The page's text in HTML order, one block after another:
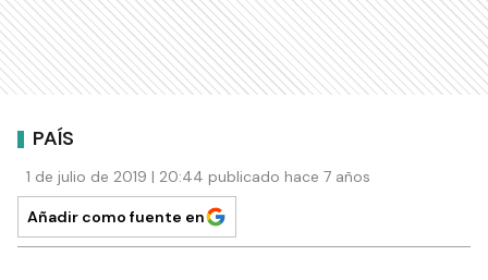
PAÍS
1 de julio de 2019 | 20:44 publicado hace 7 años
Añadir como fuente en